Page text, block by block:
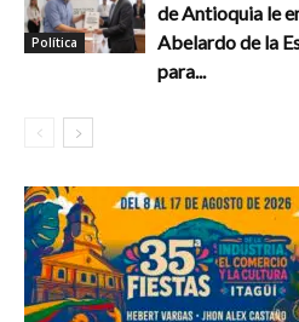
Política
de Antioquia le
Abelardo de la
para...